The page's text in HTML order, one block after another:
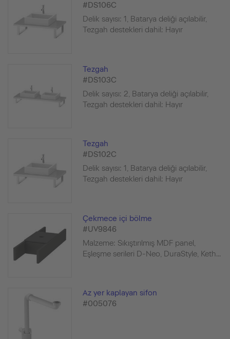
#DS106C
Delik sayısı: 1, Batarya deliği açılabilir,
Tezgah destekleri dahil: Hayır
Tezgah
#DS103C
Delik sayısı: 2, Batarya deliği açılabilir,
Tezgah destekleri dahil: Hayır
Tezgah
#DS102C
Delik sayısı: 1, Batarya deliği açılabilir,
Tezgah destekleri dahil: Hayır
Çekmece içi bölme
#UV9846
Malzeme: Sıkıştırılmış MDF panel,
Eşleşme serileri D-Neo, DuraStyle, Keth...
Az yer kaplayan sifon
#005076